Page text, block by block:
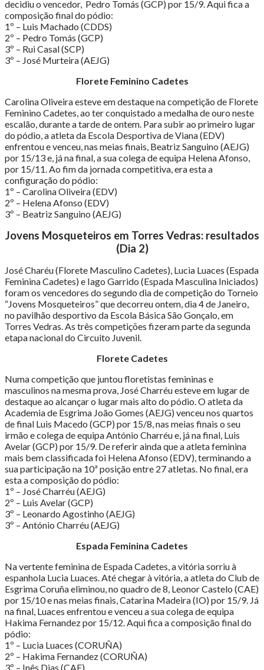
decidiu o vencedor, Pedro Tomás (GCP) por 15/9. Aqui fica a
composição final do pódio:
1º – Luis Machado (CDDS)
2º – Pedro Tomás (GCP)
3º – Rui Casal (SCP)
3º – José Murteira (AEJG)
Florete Feminino Cadetes
Carolina Oliveira esteve em destaque na competição de Florete
Feminino Cadetes, ao ter conquistado a medalha de ouro neste
escalão, durante a tarde de ontem. Para subir ao primeiro lugar
do pódio, a atleta da Escola Desportiva de Viana (EDV)
enfrentou e venceu, nas meias finais, Beatriz Sanguino (AEJG)
por 15/13 e, já na final, a sua colega de equipa Helena Afonso,
por 15/11. Ao fim da jornada competitiva, era esta a
configuração do pódio:
1º – Carolina Oliveira (EDV)
2º – Helena Afonso (EDV)
3º – Beatriz Sanguino (AEJG)
Jovens Mosqueteiros em Torres Vedras: resultados
(Dia 2)
José Charéu (Florete Masculino Cadetes), Lucia Luaces (Espada
Feminina Cadetes) e Iago Garrido (Espada Masculina Iniciados)
foram os vencedores do segundo dia de competição do Torneio
“Jovens Mosqueteiros” que decorreu ontem, dia 4 de Janeiro,
no pavilhão desportivo da Escola Básica São Gonçalo, em
Torres Vedras. As três competições fizeram parte da segunda
etapa nacional do Circuito Juvenil.
Florete Cadetes
Numa competição que juntou floretistas femininas e
masculinos na mesma prova, José Charréu esteve em lugar de
destaque ao alcançar o lugar mais alto do pódio. O atleta da
Academia de Esgrima João Gomes (AEJG) venceu nos quartos
de final Luis Macedo (GCP) por 15/8, nas meias finais o seu
irmão e colega de equipa António Charréu e, já na final, Luis
Avelar (GCP) por 15/9. De referir ainda que a atleta feminina
mais bem classificada foi Helena Afonso (EDV), terminando a
sua participação na 10ª posição entre 27 atletas. No final, era
esta a composição do pódio:
1º – José Charréu (AEJG)
2º – Luis Avelar (GCP)
3º – Leonardo Agostinho (AEJG)
3º – António Charréu (AEJG)
Espada Feminina Cadetes
Na vertente feminina de Espada Cadetes, a vitória sorriu à
espanhola Lucia Luaces. Até chegar à vitória, a atleta do Club de
Esgrima Coruña eliminou, no quadro de 8, Leonor Castelo (CAE)
por 15/10 e nas meias finais, Catarina Madeira (IO) por 15/9. Já
na final, Luaces enfrentou e venceu a sua colega de equipa
Hakima Fernandez por 15/12. Aqui fica a composição final do
pódio:
1º – Lucia Luaces (CORUÑA)
2º – Hakima Fernandez (CORUÑA)
3º – Inês Dias (CAE)